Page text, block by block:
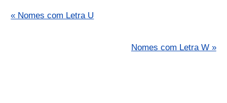
« Nomes com Letra U
Nomes com Letra W »